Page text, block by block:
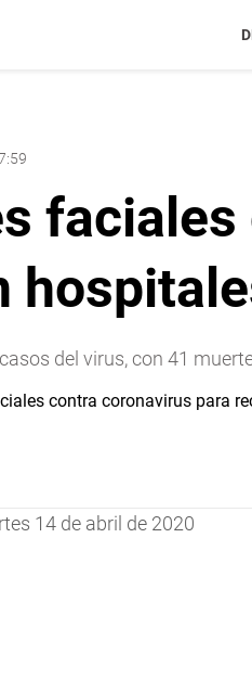
del virus, con 41
14 de abril de 2020